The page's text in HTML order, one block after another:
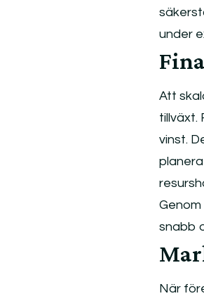
under
Att
tillväxt.
vinst.
Genom
snabb
När